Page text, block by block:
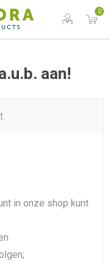
0
aan!
in onze shop kunt